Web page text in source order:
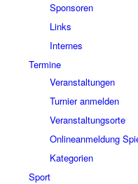
Sponsoren
Links
Internes
Termine
Veranstaltungen
Turnier anmelden
Veranstaltungsorte
Onlineanmeldung
Kategorien
Sport